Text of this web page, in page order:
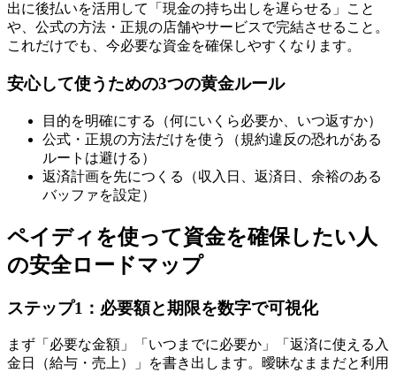
出に後払いを活用して「現金の持ち出しを遅らせる」こと
や、公式の方法・正規の店舗やサービスで完結させること。
これだけでも、今必要な資金を確保しやすくなります。
安心して使うための3つの黄金ルール
目的を明確にする（何にいくら必要か、いつ返すか）
公式・正規の方法だけを使う（規約違反の恐れがある
ルートは避ける）
返済計画を先につくる（収入日、返済日、余裕のある
バッファを設定）
ペイディを使って資金を確保したい人
の安全ロードマップ
ステップ1：必要額と期限を数字で可視化
まず「必要な金額」「いつまでに必要か」「返済に使える入
金日（給与・売上）」を書き出します。曖昧なままだと利用